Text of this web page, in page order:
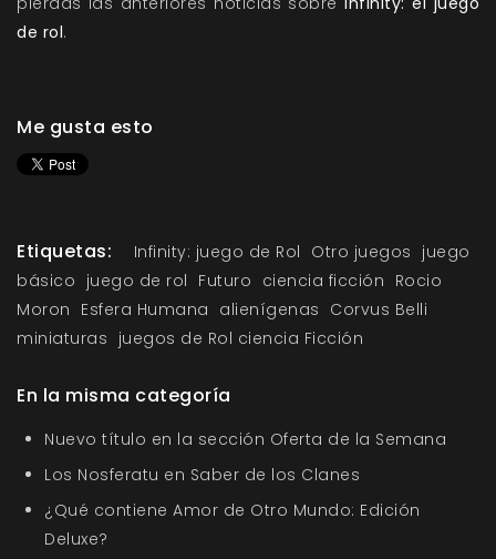
de rol.
Me gusta esto
Etiquetas: Infinity: juego de Rol Otro juegos juego
básico juego de rol Futuro ciencia ficción Rocio
Moron Esfera Humana alienígenas Corvus Belli
miniaturas juegos de Rol ciencia Ficción
En la misma categoría
Nuevo título en la sección Oferta de la Semana
Los Nosferatu en Saber de los Clanes
¿Qué contiene Amor de Otro Mundo: Edición
Deluxe?